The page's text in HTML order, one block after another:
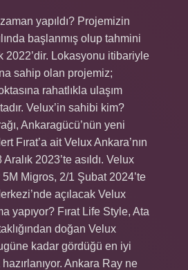
yapıldı? Projemizin
başlanmış olup tahmini
2022’dir. Lokasyonu itibariyle
sahip olan projemiz;
rahatlıkla ulaşım
Velux’in sahibi kim?
Ankaragücü’nün yeni
Fırat’a ait Velux Ankara’nın
2023’te asıldı. Velux
5M Migros, 2/1 Şubat 2024’te
açılacak Velux
yapıyor? Fırat Life Style, Ata
doğan Velux
kadar gördüğü en iyi
Ankara Ray ne